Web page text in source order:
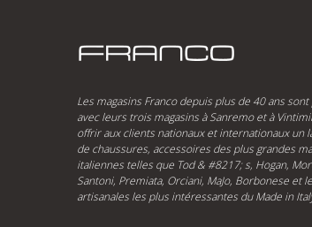
Les magasins Franco depuis plus de 40 ans
avec leurs trois magasins à Sanremo et à
offrir aux clients nationaux et internationaux un
de chaussures, accessoires des plus grandes
italiennes telles que Tod & #8217; s, Hogan,
Santoni, Premiata, Orciani, MaJo, Borbonese et
artisanales les plus intéressantes du Made in